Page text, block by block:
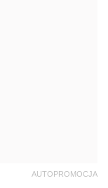
AUTOPROMOCJA